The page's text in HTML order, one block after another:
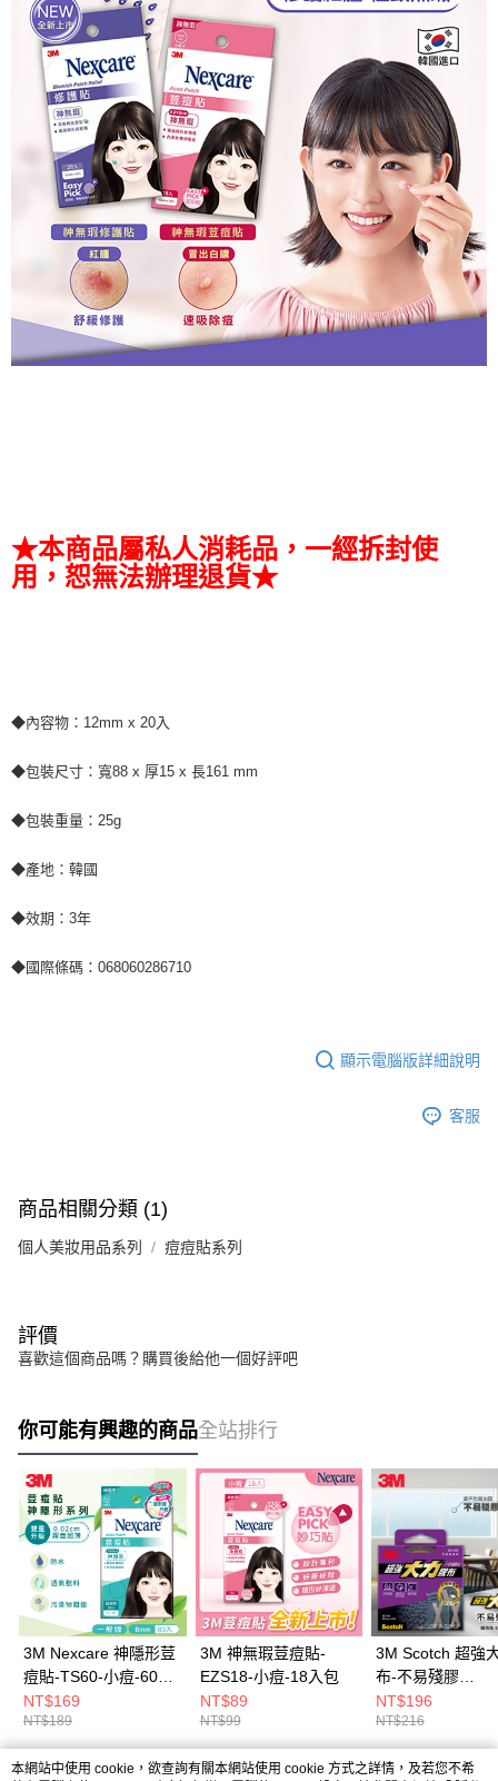
★本商品屬私人消耗品，一經拆封使
用，恕無法辦理退貨★
◆內容物：12mm x 20入
◆包裝尺寸：寬88 x 厚15 x 長161 mm
◆包裝重量：25g
◆產地：韓國
◆效期：3年
◆國際條碼：068060286710
顯示電腦版詳細說明
客服
商品相關分類 (1)
個人美妝用品系列 痘痘貼系列
評價
喜歡這個商品嗎？購買後給他一個好評吧
你可能有興趣的商品全站排行
3M Nexcare 神隱形荳
痘貼-TS60-小痘-60片
包
NT$169
NT$189
3M 神無瑕荳痘貼-
EZS18-小痘-18入包
NT$89
NT$99
3M Scotch 超強
布-不易殘膠
款-48MMx6M
NT$196
NT$216
本網站中使用 cookie，欲查詢有關本網站使用 cookie 方式之詳情，及若您不希